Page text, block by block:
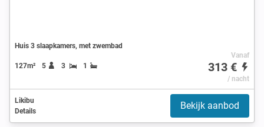
Huis 3 slaapkamers, met zwembad
127m² 5 3 1
Vanaf
313 €
/ nacht
Likibu
Details
Bekijk aanbod